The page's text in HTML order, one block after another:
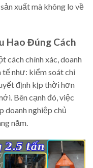
xuất mà không lo về
Hao Đúng Cách
cách chính xác, doanh
như: kiểm soát chi
định kịp thời hơn
Bên cạnh đó, việc
doanh nghiệp chủ
năm.